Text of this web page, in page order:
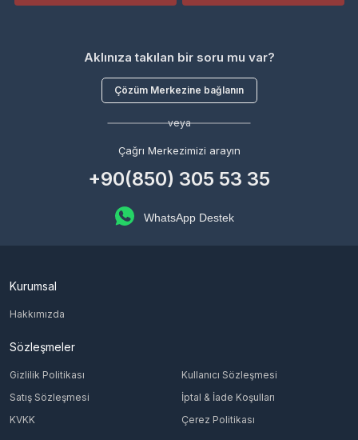
Aklınıza takılan bir soru mu var?
Çözüm Merkezine bağlanın
veya
Çağrı Merkezimizi arayın
+90(850) 305 53 35
WhatsApp Destek
Kurumsal
Hakkımızda
Sözleşmeler
Gizlilik Politikası
Kullanıcı Sözleşmesi
Satış Sözleşmesi
İptal & İade Koşulları
KVKK
Çerez Politikası